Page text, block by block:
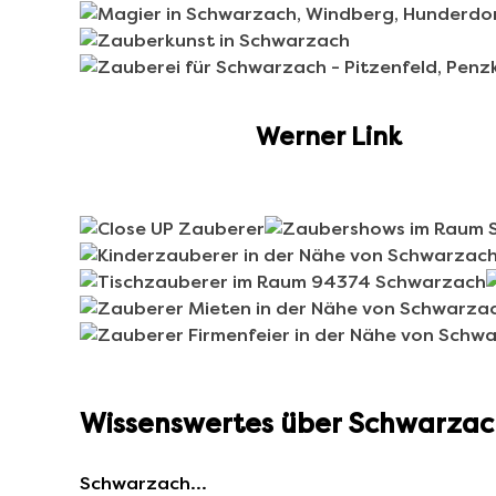
Werner Link
Wissenswertes über
Schwarzach…